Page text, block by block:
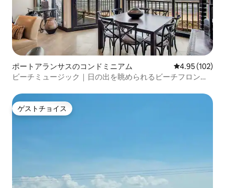
ポートアランサスのコンドミニアム レビュー102
4.95 (102)
ビーチミュージック｜日の出を眺められるビーチフロント
ゲストチョイス
ゲストチョイス